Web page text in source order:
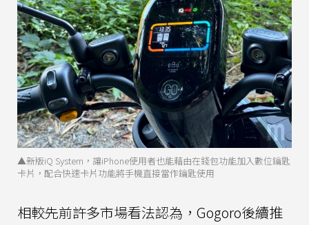
▲新版iQ System，讓iPhone使用者也能藉由在錢包功能加入數位鑰匙
卡片，配合快速卡片功能將手機直接當作鑰匙使用
相較先前許多市場看法認為，Gogoro後續推